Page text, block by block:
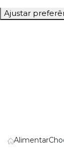
Ajustar
Alimentar